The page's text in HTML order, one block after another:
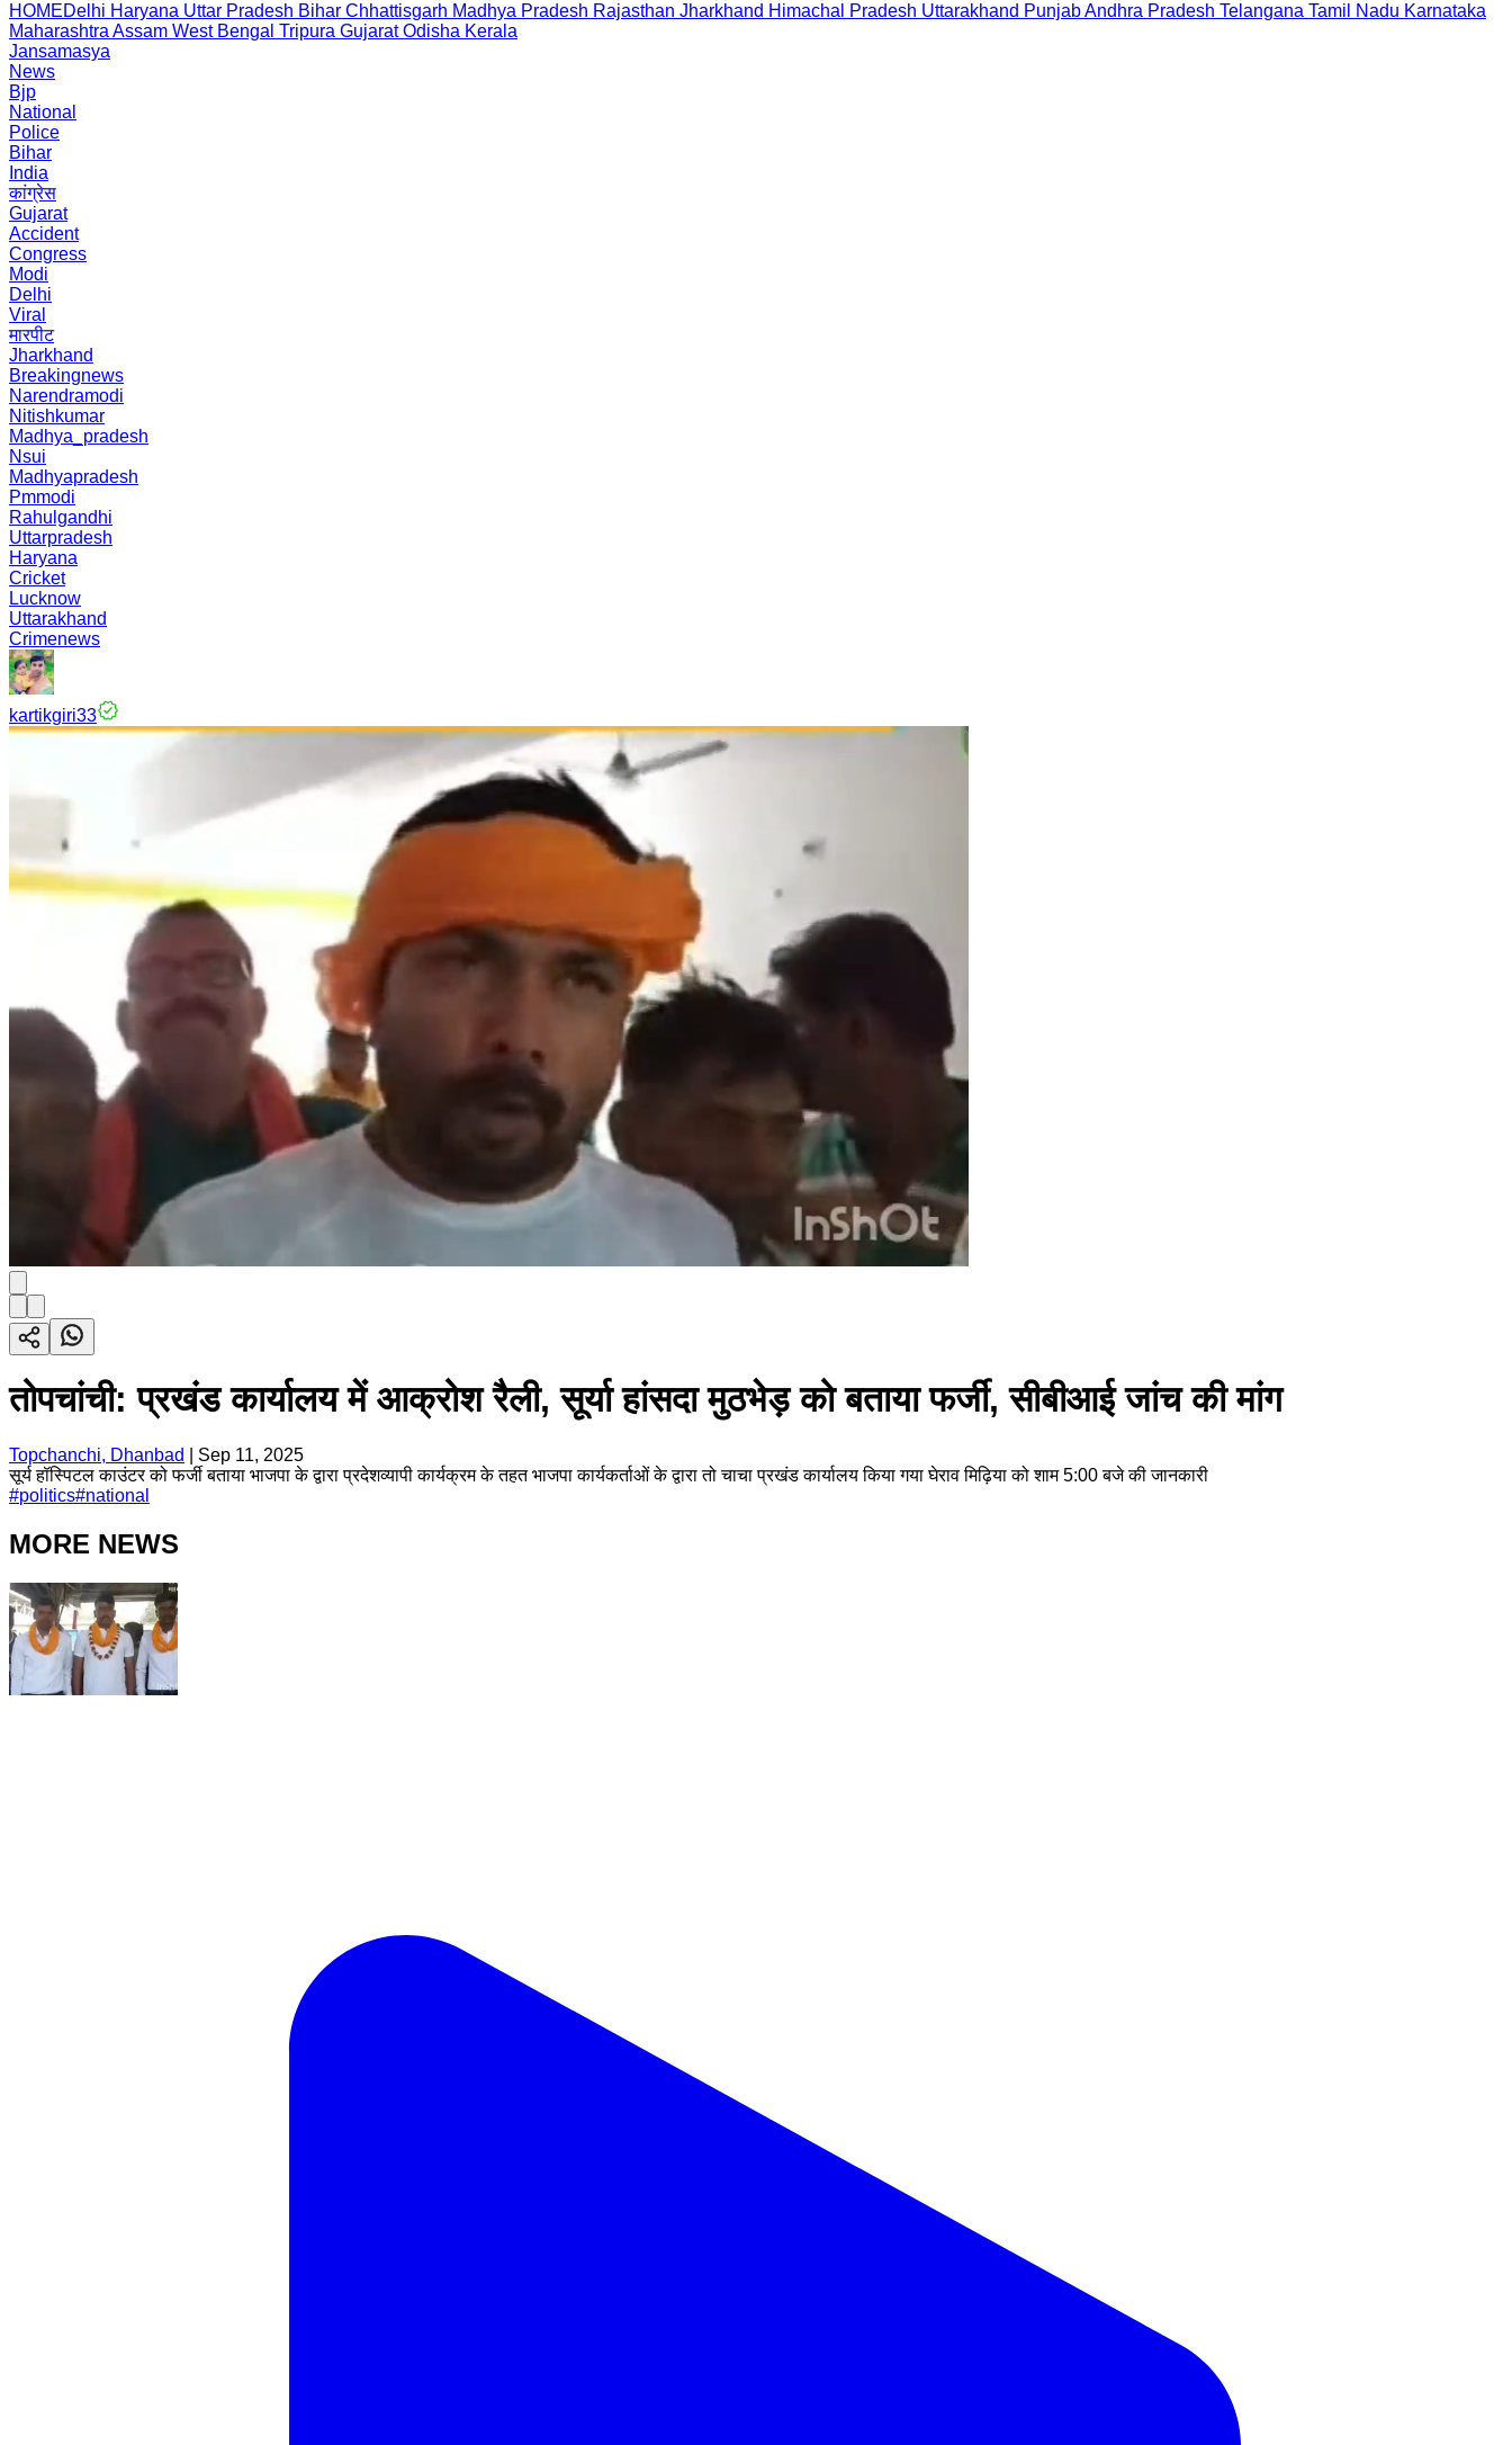
HOMEDelhi Haryana Uttar Pradesh Bihar Chhattisgarh Madhya Pradesh Rajasthan Jharkhand Himachal Pradesh Uttarakhand PunjabAndhra Pradesh Telangana Tamil Nadu Karnataka
Maharashtra Assam West Bengal Tripura Gujarat Odisha Kerala
Jansamasya
News
Bjp
National
Police
Bihar
India
कांग्रेस
Gujarat
Accident
Congress
Modi
Delhi
Viral
मारपीट
Jharkhand
Breakingnews
Narendramodi
Nitishkumar
Madhya_pradesh
Nsui
Madhyapradesh
Pmmodi
Rahulgandhi
Uttarpradesh
Haryana
Cricket
Lucknow
Uttarakhand
Crimenews
kartikgiri33
तोपचांची: प्रखंड कार्यालय में आक्रोश रैली, सूर्या हांसदा मुठभेड़ को बताया फर्जी, सीबीआई जांच की मांग
Topchanchi, Dhanbad
Sep 11, 2025
सूर्य हॉस्पिटल काउंटर को फर्जी बताया भाजपा के द्वारा प्रदेशव्यापी कार्यक्रम के तहत भाजपा कार्यकर्ताओं के द्वारा तो चाचा प्रखंड कार्यालय किया गया घेराव मिढ़िया को शाम 5:00 बजे की जानकारी
#politics#national
MORE NEWS